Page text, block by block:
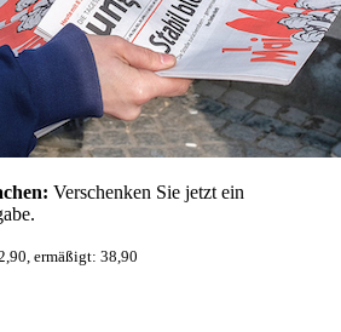
Verschenken Sie jetzt ein
ermäßigt: 38,90